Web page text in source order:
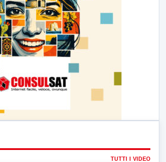
TUTTI I VIDEO